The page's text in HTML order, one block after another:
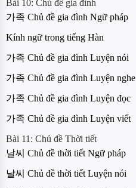
Bài 10: Chủ đề gia đình
가족 Chủ đề gia đình Ngữ pháp
Kính ngữ trong tiếng Hàn
가족 Chủ đề gia đình Luyện nói
가족 Chủ đề gia đình Luyện nghe
가족 Chủ đề gia đình Luyện đọc
가족 Chủ đề gia đình Luyện viết
Bài 11: Chủ đề Thời tiết
날씨 Chủ đề thời tiết Ngữ pháp
날씨 Chủ đề thời tiết Luyện nói